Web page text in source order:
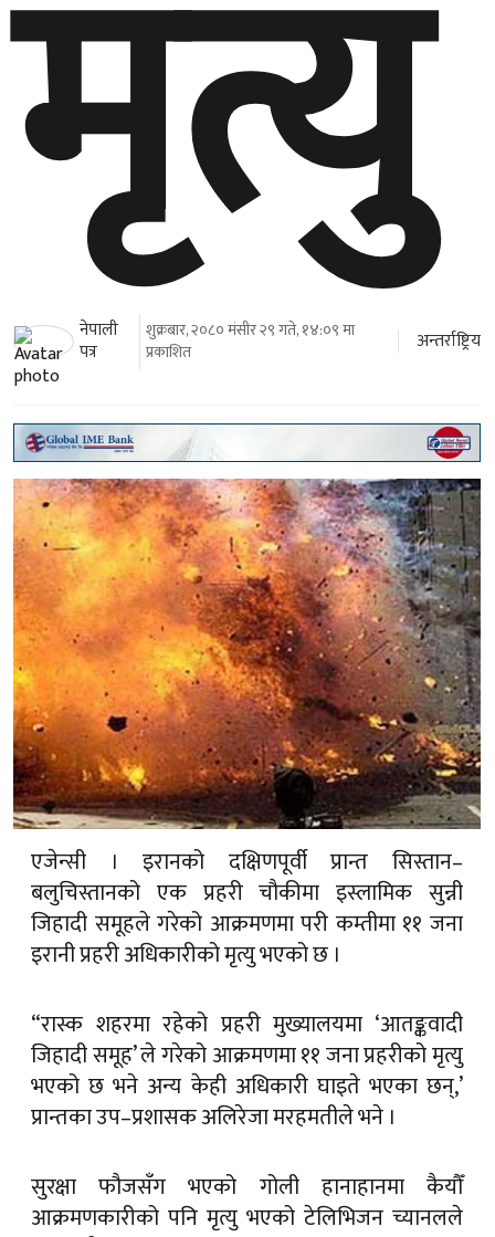
मृत्यु
नेपाली
पत्र
शुक्रबार, २०८० मंसीर २९ गते, १४:०९ मा
प्रकाशित
अन्तर्राष्ट्रिय
एजेन्सी । इरानको दक्षिणपूर्वी प्रान्त सिस्तान–
बलुचिस्तानको एक प्रहरी चौकीमा इस्लामिक सुन्नी
जिहादी समूहले गरेको आक्रमणमा परी कम्तीमा ११ जना
इरानी प्रहरी अधिकारीको मृत्यु भएको छ ।
“रास्क शहरमा रहेको प्रहरी मुख्यालयमा ‘आतङ्कवादी
जिहादी समूह’ ले गरेको आक्रमणमा ११ जना प्रहरीको मृत्यु
भएको छ भने अन्य केही अधिकारी घाइते भएका छन्,’
प्रान्तका उप–प्रशासक अलिरेजा मरहमतीले भने ।
सुरक्षा फौजसँग भएको गोली हानाहानमा कैयौँ
आक्रमणकारीको पनि मृत्यु भएको टेलिभिजन च्यानलले